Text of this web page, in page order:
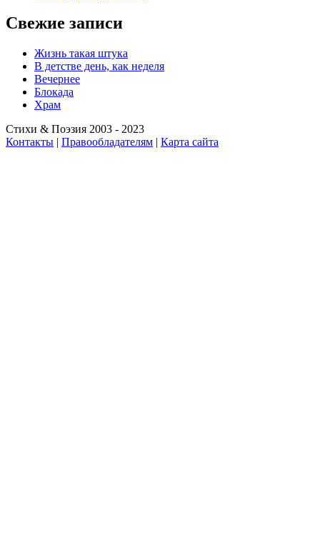
Свежие записи
Жизнь такая штука
В детстве день, как неделя
Вечернее
Блокада
Храм
Стихи & Поэзия 2003 - 2023
Контакты | Правообладателям | Карта сайта